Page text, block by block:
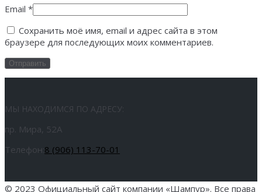
Email *
Сохранить моё имя, email и адрес сайта в этом
браузере для последующих моих комментариев.
МЫ НАХОДИМСЯ ПО АДРЕСУ:
пр. Мира, 52А
Телефон:8 (906) 113-70-01
© 2023 Официальный сайт компании «Шампур». Все права